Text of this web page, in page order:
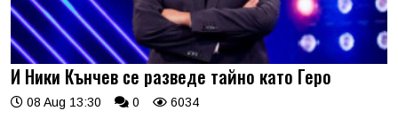
И Ники Кънчев се разведе тайно като Геро
08 Aug 13:30 0 6034